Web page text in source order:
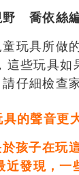
野 喬依絲
玩具所
這些玩具
仔細檢查
具的聲音
孩子在玩
近發現，